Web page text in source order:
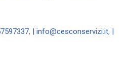
, | info@cesconservizi.it,